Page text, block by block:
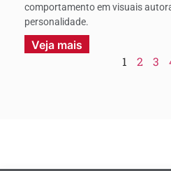
comportamento em visuais
personalidade.
Veja mais
1 2 3